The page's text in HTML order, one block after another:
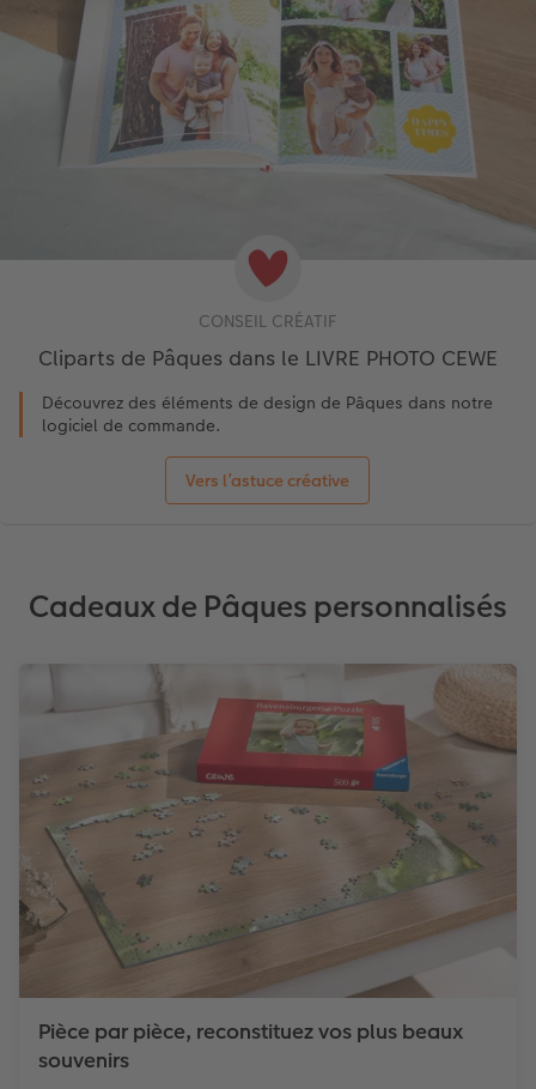
CONSEIL CRÉATIF
Cliparts de Pâques dans le LIVRE PHOTO CEWE
Découvrez des éléments de design de Pâques dans notre
logiciel de commande.
Vers l’astuce créative
Cadeaux de Pâques personnalisés
Pièce par pièce, reconstituez vos plus beaux
souvenirs